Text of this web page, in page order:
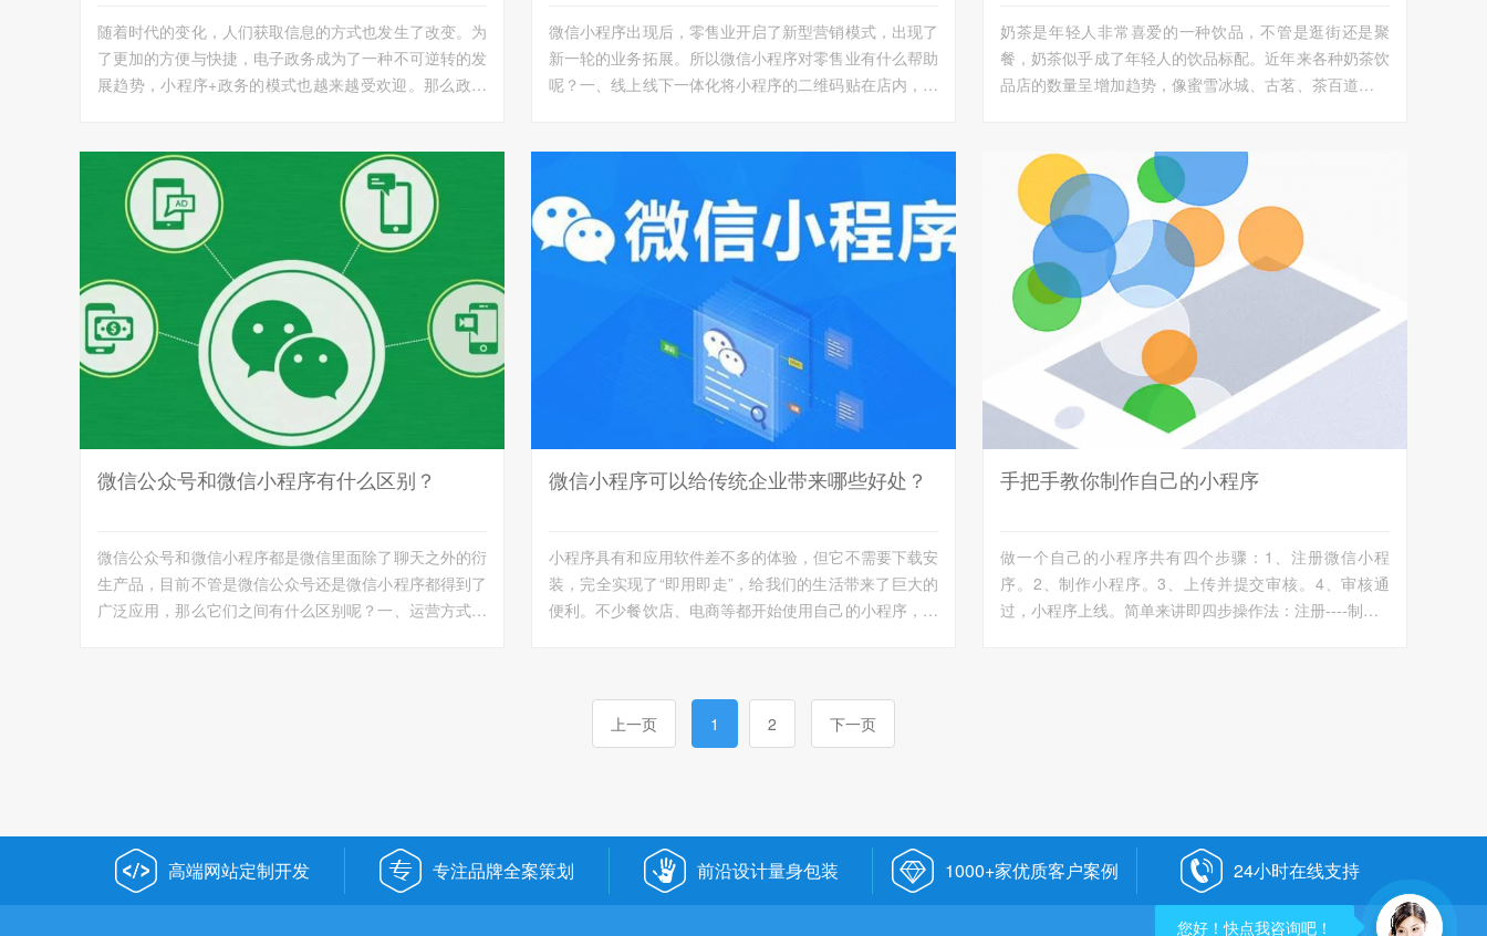
随着时代的变化，人们获取信息的方式也发生了改变。为
了更加的方便与快捷，电子政务成为了一种不可逆转的发
展趋势，小程序+政务的模式也越来越受欢迎。那么政务
微信小程序出现后，零售业开启了新型营销模式，出现了
新一轮的业务拓展。所以微信小程序对零售业有什么帮助
呢？一、线上线下一体化将小程序的二维码贴在店内，可
奶茶是年轻人非常喜爱的一种饮品，不管是逛街还是聚
餐，奶茶似乎成了年轻人的饮品标配。近年来各种奶茶饮
品店的数量呈增加趋势，像蜜雪冰城、古茗、茶百道这样
微信公众号和微信小程序有什么区别？
微信公众号和微信小程序都是微信里面除了聊天之外的衍
生产品，目前不管是微信公众号还是微信小程序都得到了
广泛应用，那么它们之间有什么区别呢？一、运营方式不
微信小程序可以给传统企业带来哪些好处？
小程序具有和应用软件差不多的体验，但它不需要下载安
装，完全实现了“即用即走”，给我们的生活带来了巨大的
便利。不少餐饮店、电商等都开始使用自己的小程序，不
手把手教你制作自己的小程序
做一个自己的小程序共有四个步骤：1、注册微信小程
序。2、制作小程序。3、上传并提交审核。4、审核通
过，小程序上线。简单来讲即四步操作法：注册----制作--
上一页 1 2 下一页
高端网站定制开发 专注品牌全案策划 前沿设计量身包装 1000+家优质客户案例 24小时在线支持
您好！快点我咨询吧！